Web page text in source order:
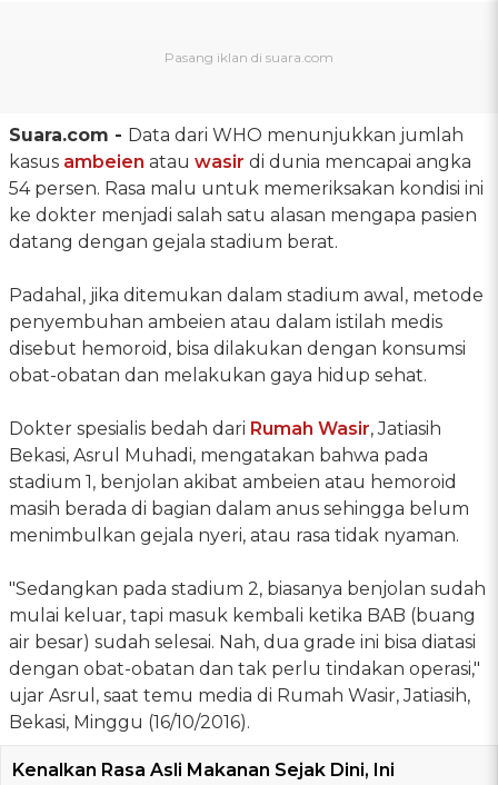
Suara.com - Data dari WHO menunjukkan jumlah
kasus ambeien atau wasir di dunia mencapai angka
54 persen. Rasa malu untuk memeriksakan kondisi ini
ke dokter menjadi salah satu alasan mengapa pasien
datang dengan gejala stadium berat.
Padahal, jika ditemukan dalam stadium awal, metode
penyembuhan ambeien atau dalam istilah medis
disebut hemoroid, bisa dilakukan dengan konsumsi
obat-obatan dan melakukan gaya hidup sehat.
Dokter spesialis bedah dari Rumah Wasir, Jatiasih
Bekasi, Asrul Muhadi, mengatakan bahwa pada
stadium 1, benjolan akibat ambeien atau hemoroid
masih berada di bagian dalam anus sehingga belum
menimbulkan gejala nyeri, atau rasa tidak nyaman.
"Sedangkan pada stadium 2, biasanya benjolan sudah
mulai keluar, tapi masuk kembali ketika BAB (buang
air besar) sudah selesai. Nah, dua grade ini bisa diatasi
dengan obat-obatan dan tak perlu tindakan operasi,"
ujar Asrul, saat temu media di Rumah Wasir, Jatiasih,
Bekasi, Minggu (16/10/2016).
Kenalkan Rasa Asli Makanan Sejak Dini, Ini